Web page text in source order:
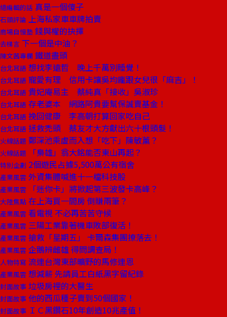
總編輯的話 真是一個傻子
石頭評論 上海私家車車牌拍賣
商場自慢塾 錢與權的抉擇
去梯言 下一個是中油？
陳文茜專欄 鐵道盡頭
台北耳語 想找李遠哲 晚上千萬別睡覺！
台北耳語 寵愛有理 信用卡讓吳均龐跟女兒很「麻吉」！
台北耳語 貴妃庵易主 蔡純真「接收」吳淑珍
台北耳語 存老婆本 網路阿貴要幫保誠賣基金！
台北耳語 挽回健康 李高朝打算回家吃自己
台北耳語 拯救禿頭 蔡友才大方獻出六十根頭髮！
火線話題 鄭深池乘虛而入想「吃下」陳敏薰？
火線話題 「梟雄」翁大銘能否東山再起？
特別企劃 2個遊民占據5,500萬公有宿舍
產業風雲 外資集體喊進十一檔科技股
產業風雲 「迷你卡」將掀起第三波發卡高峰？
大陸焦點 在上海買一間房 倒賺兩筆？
產業風雲 看電視 不必再苦苦守候
產業風雲 三陽工業靠著機車敗部復活！
產業風雲 搶救「星期五」 卡爾森集團撩落去！
產業風雲 企鵝辨雌雄 得問調查局！
人物特寫 流連台灣東部曠野的馬修連恩
產業風雲 想減薪 先請員工白紙黑字留紀錄
封面故事 垃圾房裡的大醫生
封面故事 他的西瓜種子賣到50個國家！
封面故事 ＩＣ黑鑽石10年創造10兆產值！